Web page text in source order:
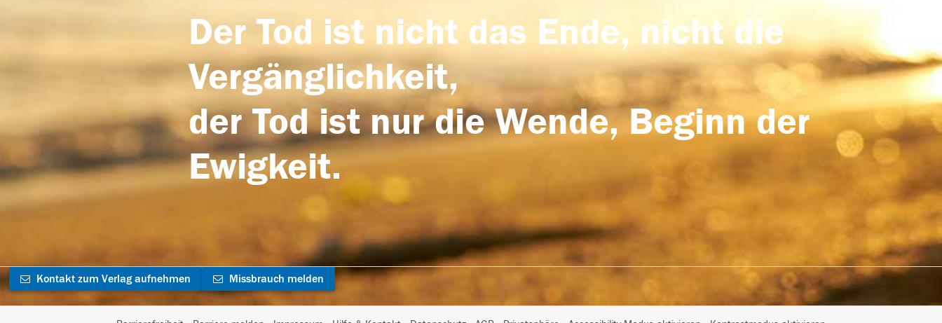
Der Tod ist nicht das Ende, nicht die
Vergänglichkeit,
der Tod ist nur die Wende, Beginn der
Ewigkeit.
Kontakt zum Verlag aufnehmen Missbrauch melden